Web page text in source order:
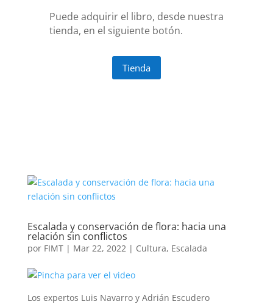
Puede adquirir el libro, desde nuestra
tienda, en el siguiente botón.
Tienda
Escalada y conservación de flora: hacia una
relación sin conflictos
por FIMT| Mar 22, 2022| Cultura, Escalada
Los expertos Luis Navarro y Adrián Escudero